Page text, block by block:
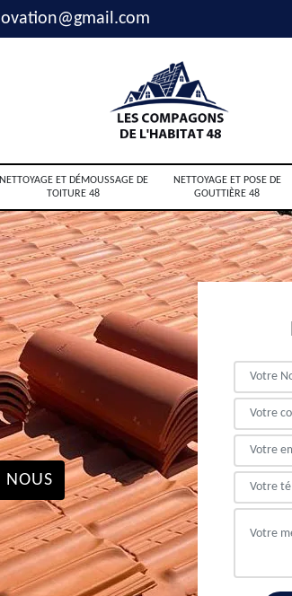
NETTOYAGE ET DÉMOUSSAGE DE
TOITURE 48
NETTOYAGE ET POSE DE
GOUTTIÈRE 48
NOUS